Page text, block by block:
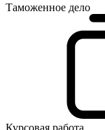
Таможенное дело
Курсовая работа